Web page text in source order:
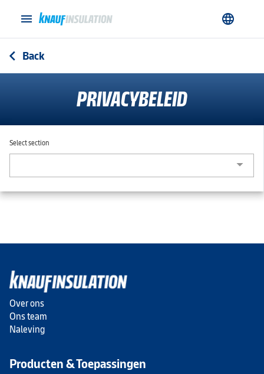
menu language
arrow_back_ios Back
PRIVACYBELEID
Select section
Over ons
Ons team
Naleving
Producten & Toepassingen